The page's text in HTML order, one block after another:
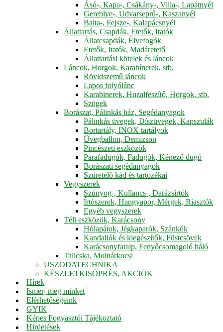
Ásó-, Kapa-, Csákány-, Villa-, Lapátnyél
Gereblye-, Udvarseprű-, Kaszanyél
Balta-, Fejsze-, Kalapácsnyél
Állattartás, Csapdák, Etetők, Itatók
Állatcsapdák, Élvefogók
Etetők, Itatók, Madáretető
Állattartási kötelek és láncok
Láncok, Horgok, Karabínerek, stb.
Rövidszemű láncok
Lapos folyólánc
Karabinerek, Huzalfeszítő, Horgok, stb.
Szögek
Borászat, Pálinkás ház, Segédanyagok
Pálinkás üvegek, Díszüvegek, Kapszulák
Bortartály, INOX tartályok
Üvegballon, Demizson
Pincészeti eszközök
Parafadugók, Fadugók, Kénező dugó
Borászati segédanyagok
Szüretelő kád és tartozékai
Vegyszerek
Szúnyog-, Kullancs-, Darázsírtók
Írtószerek, Hangyapor, Mérgek, Riasztók
Egyéb vegyszerek
Téli eszközök, Karácsony
Hólapátok, Jégkaparók, Szánkók
Kandallók és kiegészítők, Füstcsövek
Karácsonyfatalp, Fenyőcsomagoló háló
Talicska, Molnárkocsi
USZODATECHNIKA
KÉSZLETKISÖPRÉS, AKCIÓK
Hírek
Ismerj meg minket
Elérhetőségeink
GYIK
Képes Fogyasztói Tájékoztató
Hirdetések